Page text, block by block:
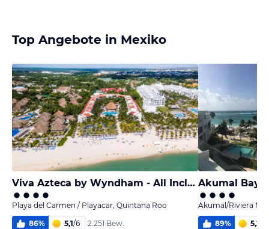
Top Angebote in Mexiko
Viva Azteca by Wyndham - All Inclusive Resort
Playa del Carmen / Playacar, Quintana Roo
86% 5,1/6
2.251 Bew.
Akumal Bay
Akumal/Riviera
89% 5,2